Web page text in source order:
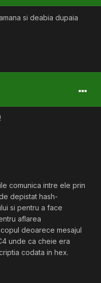
si deabia dupaia
comunica intre ele prin
depistat hash-
si pentru a face
aflarea
deoarece mesajul
unde ca cheie era
codata in hex.